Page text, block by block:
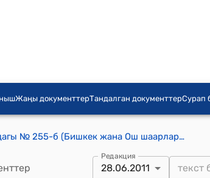
Жаңы документтерТандалган документтерСурап
КР Өкмөтүнүн 2011-жылдын 28-июнундагы № 255-б (Бишкек жана Ош шаарларынын электр жабдуусун жакшыртуу долбоорун каржылоо үчүн Кыргыз Республикасынын Өкмөтү менен Ислам өнүктүрүү банкынын ортосундагы Кредиттик макулдашуунун долбоорун жактыруу) буйругу
Редакция
28.06.2011